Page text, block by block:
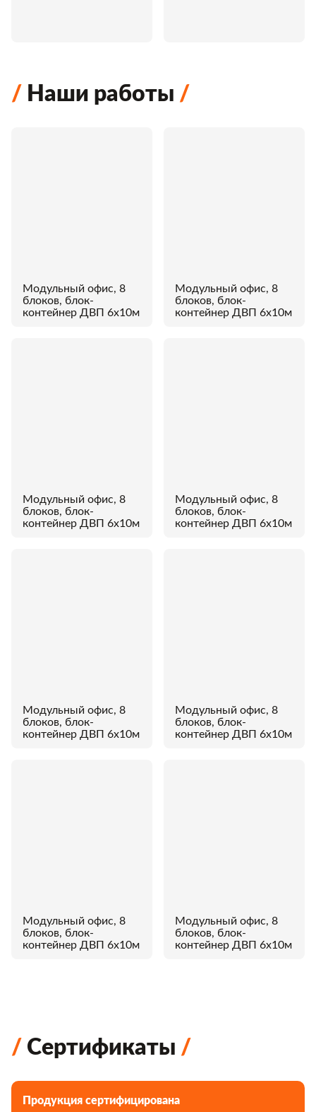
Наши работы
Модульный офис, 8
блоков, блок-
контейнер ДВП 6х10м
Модульный офис, 8
блоков, блок-
контейнер ДВП 6х10м
Модульный офис, 8
блоков, блок-
контейнер ДВП 6х10м
Модульный офис, 8
блоков, блок-
контейнер ДВП 6х10м
Модульный офис, 8
блоков, блок-
контейнер ДВП 6х10м
Модульный офис, 8
блоков, блок-
контейнер ДВП 6х10м
Модульный офис, 8
блоков, блок-
контейнер ДВП 6х10м
Модульный офис, 8
блоков, блок-
контейнер ДВП 6х10м
Сертификаты
Продукция сертифицирована